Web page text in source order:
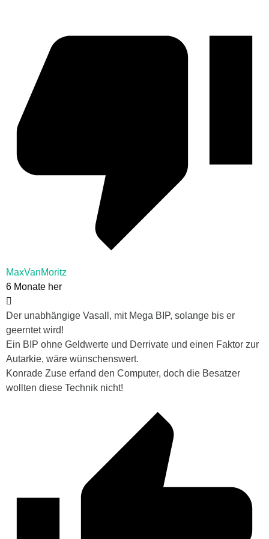
MaxVanMoritz
6 Monate her
Der unabhängige Vasall, mit Mega BIP, solange bis er
geerntet wird!
Ein BIP ohne Geldwerte und Derrivate und einen Faktor zur
Autarkie, wäre wünschenswert.
Konrade Zuse erfand den Computer, doch die Besatzer
wollten diese Technik nicht!